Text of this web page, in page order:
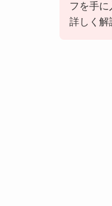
フを手に
詳しく解